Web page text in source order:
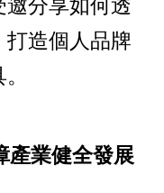
邀分享如何透
造個人品牌
產業健全發展